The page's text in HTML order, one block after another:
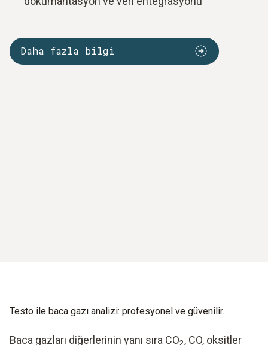
Daha fazla bilgi
Testo ile baca gazı analizi: profesyonel ve güvenilir.
Baca gazları diğerlerinin yanı sıra CO2, CO, oksitler